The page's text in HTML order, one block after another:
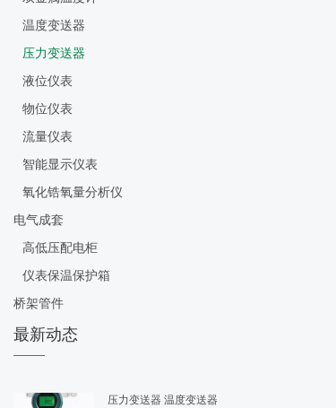
温度变送器
压力变送器
液位仪表
物位仪表
流量仪表
智能显示仪表
氧化锆氧量分析仪
电气成套
高低压配电柜
仪表保温保护箱
桥架管件
最新动态
压力变送器 温度变送器